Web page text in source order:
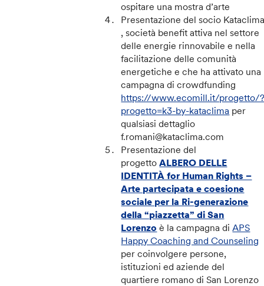
ospitare una mostra d’arte
Presentazione del socio
, società benefit attiva nel settore
delle energie rinnovabile e nella
facilitazione delle comunità
energetiche e che ha attivato una
campagna di crowdfunding
https://www.ecomill.it/progetto/
progetto=k3-by-kataclima per
qualsiasi dettaglio
f.romani@kataclima.com
Presentazione del
progettoALBERO DELLE
IDENTITÀ for Human Rights –
Arte partecipata e coesione
sociale per la Ri-generazione
della “piazzetta” di San
Lorenzo è la campagna di APS
Happy Coaching and Counseling
per coinvolgere persone,
istituzioni ed aziende del
quartiere romano di San Lorenzo